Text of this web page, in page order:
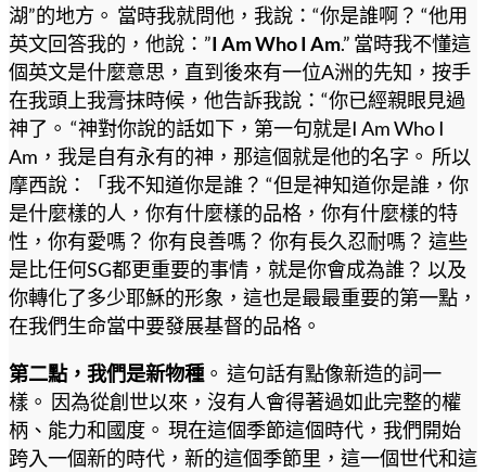
湖”的地方。 當時我就問他，我說：“你是誰啊？ “他用
英文回答我的，他說：”I Am Who I Am.” 當時我不懂這
個英文是什麼意思，直到後來有一位A洲的先知，按手
在我頭上我膏抹時候，他告訴我說：“你已經親眼見過
神了。 “神對你說的話如下，第一句就是I Am Who I
Am，我是自有永有的神，那這個就是他的名字。 所以
摩西說：「我不知道你是誰？ “但是神知道你是誰，你
是什麼樣的人，你有什麼樣的品格，你有什麼樣的特
性，你有愛嗎？ 你有良善嗎？ 你有長久忍耐嗎？ 這些
是比任何SG都更重要的事情，就是你會成為誰？ 以及
你轉化了多少耶穌的形象，這也是最最重要的第一點，
在我們生命當中要發展基督的品格。
第二點，我們是新物種 。 這句話有點像新造的詞一
樣。 因為從創世以來，沒有人會得著過如此完整的權
柄、能力和國度。 現在這個季節這個時代，我們開始
跨入一個新的時代，新的這個季節里，這一個世代和這